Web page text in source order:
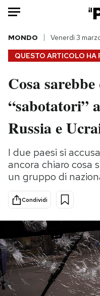
HOME
Italia
Politica
Tecnologia
Scienza
Sport
PODCAST
NEWSLETTER
QUESTO ARTICOLO HA
MONDO Venerdì 3
Cosa
“sabotatori”
Russia e
I due paesi si
ancora chiaro cosa
un gruppo di
Condividi